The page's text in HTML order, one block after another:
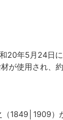
20年5月24日
が使用され、
（1849│1909）